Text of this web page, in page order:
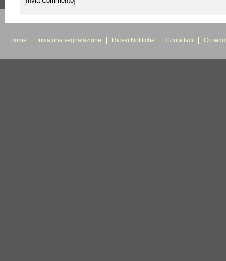
Home Invia una segnalazione Ricevi Notifiche Contattaci